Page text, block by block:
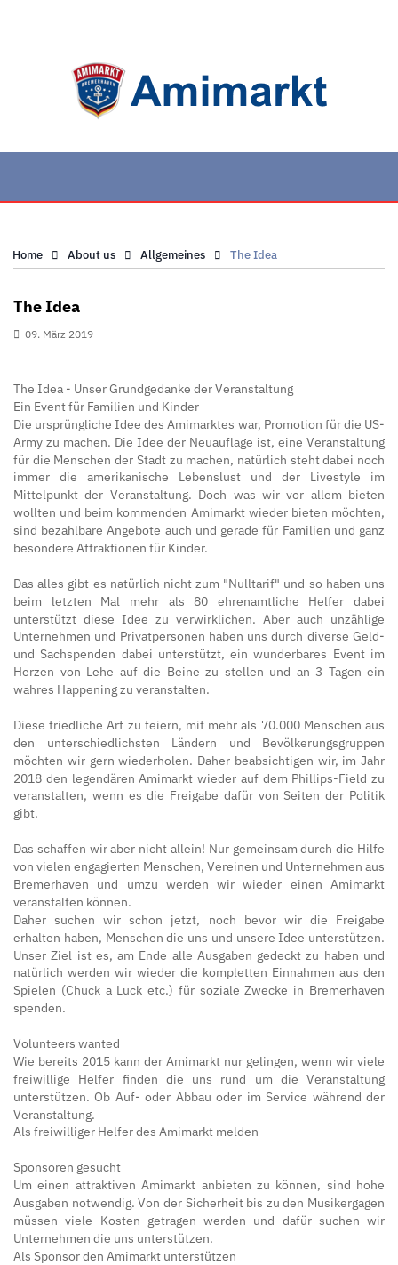
Home About us Allgemeines The Idea
The Idea
09. März 2019
The Idea - Unser Grundgedanke der Veranstaltung
Ein Event für Familien und Kinder
Die ursprüngliche Idee des Amimarktes war, Promotion für die US-
Army zu machen. Die Idee der Neuauflage ist, eine Veranstaltung
für die Menschen der Stadt zu machen, natürlich steht dabei noch
immer die amerikanische Lebenslust und der Livestyle im
Mittelpunkt der Veranstaltung. Doch was wir vor allem bieten
wollten und beim kommenden Amimarkt wieder bieten möchten,
sind bezahlbare Angebote auch und gerade für Familien und ganz
besondere Attraktionen für Kinder.
Das alles gibt es natürlich nicht zum "Nulltarif" und so haben uns
beim letzten Mal mehr als 80 ehrenamtliche Helfer dabei
unterstützt diese Idee zu verwirklichen. Aber auch unzählige
Unternehmen und Privatpersonen haben uns durch diverse Geld-
und Sachspenden dabei unterstützt, ein wunderbares Event im
Herzen von Lehe auf die Beine zu stellen und an 3 Tagen ein
wahres Happening zu veranstalten.
Diese friedliche Art zu feiern, mit mehr als 70.000 Menschen aus
den unterschiedlichsten Ländern und Bevölkerungsgruppen
möchten wir gern wiederholen. Daher beabsichtigen wir, im Jahr
2018 den legendären Amimarkt wieder auf dem Phillips-Field zu
veranstalten, wenn es die Freigabe dafür von Seiten der Politik
gibt.
Das schaffen wir aber nicht allein! Nur gemeinsam durch die Hilfe
von vielen engagierten Menschen, Vereinen und Unternehmen aus
Bremerhaven und umzu werden wir wieder einen Amimarkt
veranstalten können.
Daher suchen wir schon jetzt, noch bevor wir die Freigabe
erhalten haben, Menschen die uns und unsere Idee unterstützen.
Unser Ziel ist es, am Ende alle Ausgaben gedeckt zu haben und
natürlich werden wir wieder die kompletten Einnahmen aus den
Spielen (Chuck a Luck etc.) für soziale Zwecke in Bremerhaven
spenden.
Volunteers wanted
Wie bereits 2015 kann der Amimarkt nur gelingen, wenn wir viele
freiwillige Helfer finden die uns rund um die Veranstaltung
unterstützen. Ob Auf- oder Abbau oder im Service während der
Veranstaltung.
Als freiwilliger Helfer des Amimarkt melden
Sponsoren gesucht
Um einen attraktiven Amimarkt anbieten zu können, sind hohe
Ausgaben notwendig. Von der Sicherheit bis zu den Musikergagen
müssen viele Kosten getragen werden und dafür suchen wir
Unternehmen die uns unterstützen.
Als Sponsor den Amimarkt unterstützen